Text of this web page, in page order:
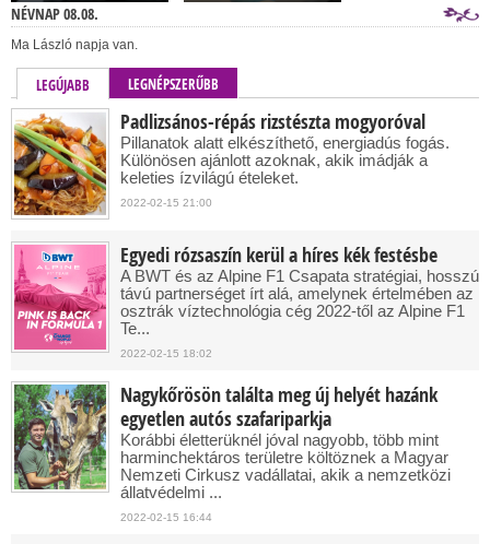
NÉVNAP 08.08.
Ma László napja van.
LEGÚJABB LEGNÉPSZERŰBB
Padlizsános-répás rizstészta mogyoróval
Pillanatok alatt elkészíthető, energiadús fogás.
Különösen ajánlott azoknak, akik imádják a
keleties ízvilágú ételeket.
2022-02-15 21:00
Egyedi rózsaszín kerül a híres kék festésbe
A BWT és az Alpine F1 Csapata stratégiai, hosszú
távú partnerséget írt alá, amelynek értelmében az
osztrák víztechnológia cég 2022-től az Alpine F1
Te...
2022-02-15 18:02
Nagykőrösön találta meg új helyét hazánk
egyetlen autós szafariparkja
Korábbi életterüknél jóval nagyobb, több mint
harminchektáros területre költöznek a Magyar
Nemzeti Cirkusz vadállatai, akik a nemzetközi
állatvédelmi ...
2022-02-15 16:44